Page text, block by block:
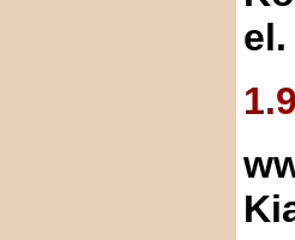
el.